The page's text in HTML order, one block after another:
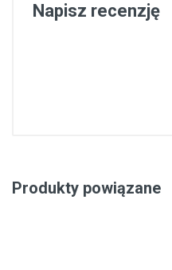
Napisz recenzję
Produkty powiązane